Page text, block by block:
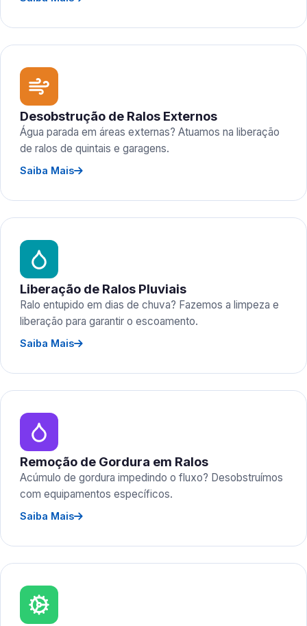
Desobstrução de Ralos Externos
Água parada em áreas externas? Atuamos na liberação
de ralos de quintais e garagens.
Saiba Mais
Liberação de Ralos Pluviais
Ralo entupido em dias de chuva? Fazemos a limpeza e
liberação para garantir o escoamento.
Saiba Mais
Remoção de Gordura em Ralos
Acúmulo de gordura impedindo o fluxo? Desobstruímos
com equipamentos específicos.
Saiba Mais